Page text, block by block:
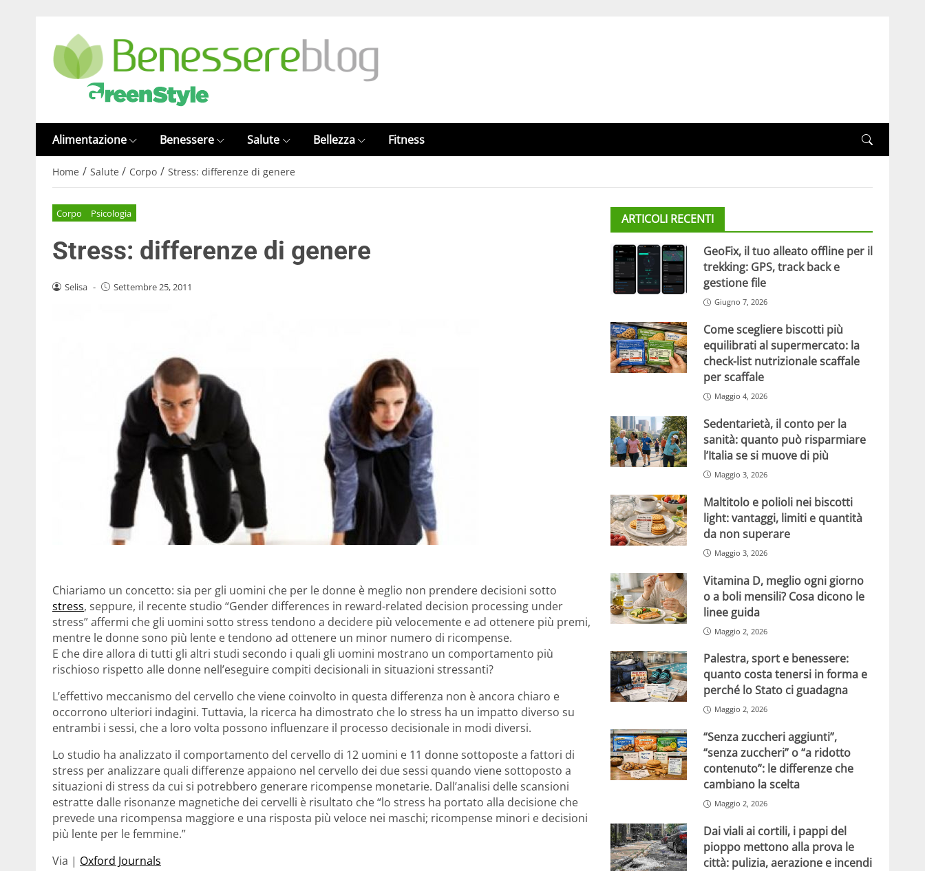
Alimentazione Benessere Salute Bellezza Fitness
Home / Salute / Corpo / Stress: differenze di genere
Corpo Psicologia
Stress: differenze di genere
Selisa - Settembre 25, 2011
Chiariamo un concetto: sia per gli uomini che per le donne è meglio non prendere decisioni sotto
stress, seppure, il recente studio “Gender differences in reward-related decision processing under
stress” affermi che gli uomini sotto stress tendono a decidere più velocemente e ad ottenere più premi,
mentre le donne sono più lente e tendono ad ottenere un minor numero di ricompense.
E che dire allora di tutti gli altri studi secondo i quali gli uomini mostrano un comportamento più
rischioso rispetto alle donne nell’eseguire compiti decisionali in situazioni stressanti?
L’effettivo meccanismo del cervello che viene coinvolto in questa differenza non è ancora chiaro e
occorrono ulteriori indagini. Tuttavia, la ricerca ha dimostrato che lo stress ha un impatto diverso su
entrambi i sessi, che a loro volta possono influenzare il processo decisionale in modi diversi.
Lo studio ha analizzato il comportamento del cervello di 12 uomini e 11 donne sottoposte a fattori di
stress per analizzare quali differenze appaiono nel cervello dei due sessi quando viene sottoposto a
situazioni di stress da cui si potrebbero generare ricompense monetarie. Dall’analisi delle scansioni
estratte dalle risonanze magnetiche dei cervelli è risultato che “lo stress ha portato alla decisione che
prevede una ricompensa maggiore e una risposta più veloce nei maschi; ricompense minori e decisioni
più lente per le femmine.”
Via | Oxford Journals
ARTICOLI RECENTI
GeoFix, il tuo alleato offline per il
trekking: GPS, track back e
gestione file
Giugno 7, 2026
Come scegliere biscotti più
equilibrati al supermercato: la
check-list nutrizionale scaffale
per scaffale
Maggio 4, 2026
Sedentarietà, il conto per la
sanità: quanto può risparmiare
l’Italia se si muove di più
Maggio 3, 2026
Maltitolo e polioli nei biscotti
light: vantaggi, limiti e quantità
da non superare
Maggio 3, 2026
Vitamina D, meglio ogni giorno
o a boli mensili? Cosa dicono le
linee guida
Maggio 2, 2026
Palestra, sport e benessere:
quanto costa tenersi in forma e
perché lo Stato ci guadagna
Maggio 2, 2026
“Senza zuccheri aggiunti”,
“senza zuccheri” o “a ridotto
contenuto”: le differenze che
cambiano la scelta
Maggio 2, 2026
Dai viali ai cortili, i pappi del
pioppo mettono alla prova le
città: pulizia, aerazione e incendi